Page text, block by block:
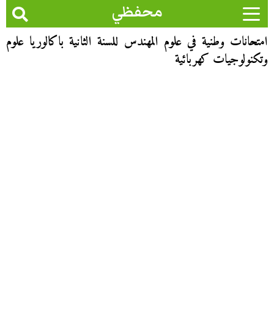
محفظي
امتحانات وطنية في علوم المهندس للسنة الثانية باكالوريا علوم
وتكنولوجيات كهربائية